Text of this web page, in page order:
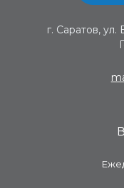
г. Саратов,